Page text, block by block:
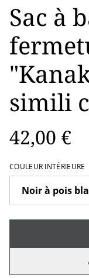
Sac à
simili
42,00 €
COULEUR INTÉRIEURE